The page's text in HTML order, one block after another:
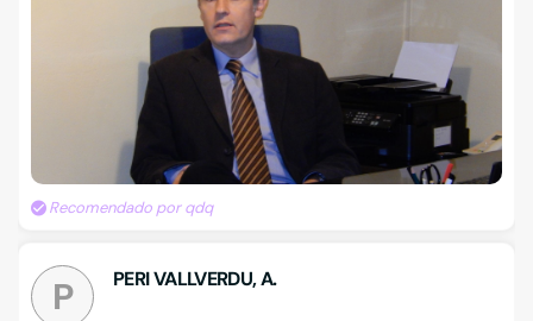
Recomendado por qdq
P PERI VALLVERDU, A.